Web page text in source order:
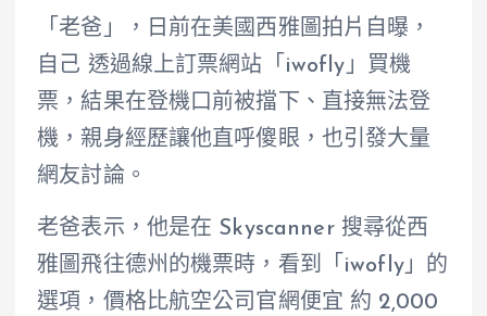
「老爸」，日前在美國西雅圖拍片自曝，
自己 透過線上訂票網站「iwofly」買機
票，結果在登機口前被擋下、直接無法登
機，親身經歷讓他直呼傻眼，也引發大量
網友討論。
老爸表示，他是在 Skyscanner 搜尋從西
雅圖飛往德州的機票時，看到「iwofly」的
選項，價格比航空公司官網便宜 約 2,000